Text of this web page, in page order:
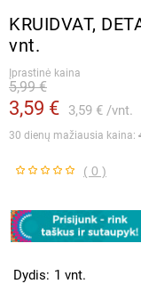
KRUIDVAT,
vnt.
Įprastinė kaina
3,59 € 3,59 € vnt.
5,99 €
30 dienų mažiausia kaina:
( 0 )
Dydis 1 vnt.